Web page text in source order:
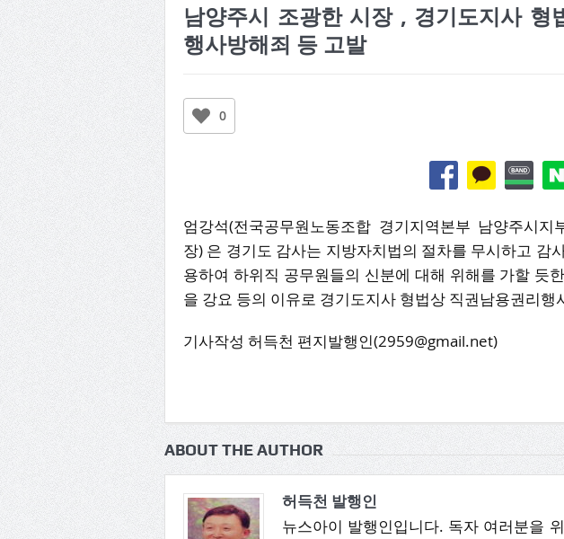
남양주시 조광한 시장 , 경기도지사 형
행사방해죄 등 고발
0
엄강석(전국공무원노동조합 경기지역본부 남양주시지
장) 은 경기도 감사는 지방자치법의 절차를 무시하고 감
용하여 하위직 공무원들의 신분에 대해 위해를 가할 듯
을 강요 등의 이유로 경기도지사 형법상 직권남용권리행
기사작성 허득천 편지발행인(2959@gmail.net)
ABOUT THE AUTHOR
허득천 발행인
뉴스아이 발행인입니다. 독자 여러분을